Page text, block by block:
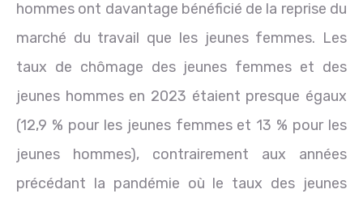
hommes ont davantage bénéficié de la reprise du
marché du travail que les jeunes femmes. Les
taux de chômage des jeunes femmes et des
jeunes hommes en 2023 étaient presque égaux
(12,9 % pour les jeunes femmes et 13 % pour les
jeunes hommes), contrairement aux années
précédant la pandémie où le taux des jeunes